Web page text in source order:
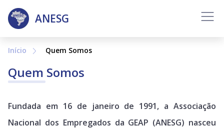
ANESG
Sobre
Diretoria
Notícias
Galeria de Fotos
Início Quem Somos
Quem Somos
Fundada em 16 de janeiro de 1991, a Associação
Nacional dos Empregados da GEAP (ANESG) nasceu